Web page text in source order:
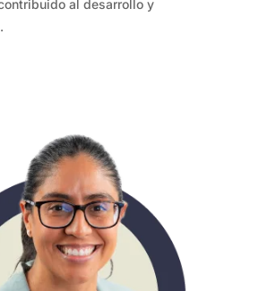
al desarrollo y